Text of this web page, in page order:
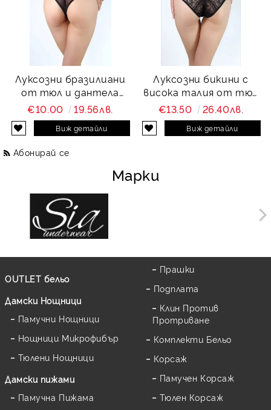
Луксозни бразилиани
от тюл и дантела
Charity
€10.00 19.56лв.
Виж детайли
Луксозни бикини с
висока талия от тюл
и дантела Charity
€13.50 26.40лв.
Виж детайли
Абонирай се
Марки
OUTLET бельо
Дамски Нощници
Памучни Нощници
Нощници Микрофибър
Тюлени Нощници
Дамски пижами
Памучна Пижама
Прашки
Подплата
Клин Против
Протриване
Комплекти Бельо
Корсаж
Памучен Корсаж
Тюлен Корсаж